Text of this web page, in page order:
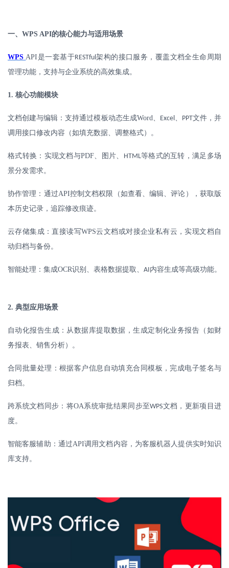
一、 WPS API的核心能力与适用场景
WPSAPI是一套基于RESTful架构的接口服务，覆盖文档全生命周期
管理功能，支持与企业系统的高效集成。
1. 核心功能模块
文档创建与编辑：支持通过模板动态生成Word、 Excel、 PPT文件，并
调用接口修改内容（如填充数据、调整格式）。
格式转换：实现文档与PDF、图片、 HTML等格式的互转，满足多场
景分发需求。
协作管理：通过API控制文档权限（如查看、编辑、评论），获取版
本历史记录，追踪修改痕迹。
云存储集成：直接读写WPS云文档或对接企业私有云，实现文档自
动归档与备份。
智能处理：集成OCR识别、表格数据提取、 AI内容生成等高级功能。
2. 典型应用场景
自动化报告生成：从数据库提取数据，生成定制化业务报告（如财
务报表、销售分析）。
合同批量处理：根据客户信息自动填充合同模板，完成电子签名与
归档。
跨系统文档同步：将OA系统审批结果同步至WPS文档，更新项目进
度。
智能客服辅助：通过API调用文档内容，为客服机器人提供实时知识
库支持。